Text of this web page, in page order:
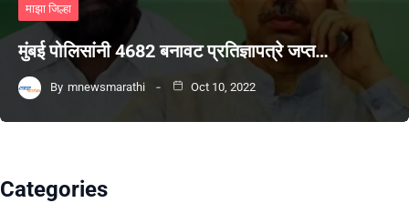
माझा जिल्हा
मुंबई पोलिसांनी 4682 बनावट प्रतिज्ञापत्रे जप्त…
By mnewsmarathi Oct 10, 2022
Categories